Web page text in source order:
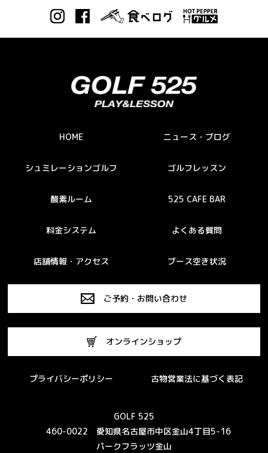
HOME ニュース・ブログ
シュミレーションゴルフ ゴルフレッスン
酸素ルーム 525 CAFE BAR
料金システム よくある質問
店舗情報・アクセス ブース空き状況
ご予約・お問い合わせ
オンラインショップ
プライバシーポリシー 古物営業法に基づく表記
GOLF 525
460-0022 愛知県名古屋市中区金山4丁目5-16
パークフラッツ金山